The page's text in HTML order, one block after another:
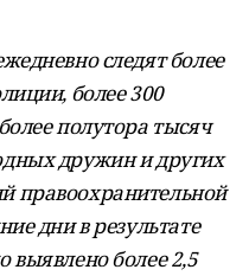
следят более
более 300
полутора тысяч
дружин и других
правоохранительной
дни в результате
выявлено более 2,5